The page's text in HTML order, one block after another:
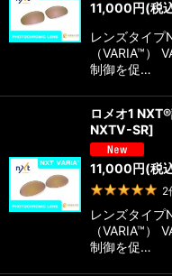
11,000円(税
レンズタイ
（VARIA™）
制御を促…
ロメオ1
NXTV-SR]
11,000円(税
2
レンズタイ
（VARIA™）
制御を促…